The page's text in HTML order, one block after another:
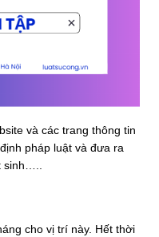
và các trang thông tin
pháp luật và đưa ra
cho vị trí này. Hết thời